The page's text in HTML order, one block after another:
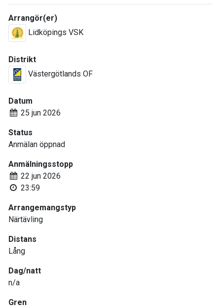
Arrangör(er)
Lidköpings VSK
Distrikt
Västergötlands OF
Datum
25 jun 2026
Status
Anmälan öppnad
Anmälningsstopp
22 jun 2026
23:59
Arrangemangstyp
Närtävling
Distans
Lång
Dag/natt
n/a
Gren